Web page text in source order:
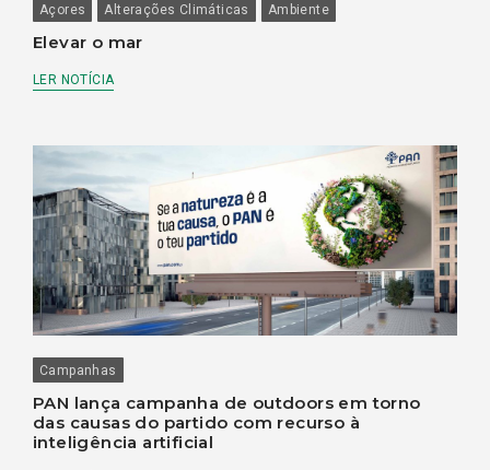
Açores Alterações Climáticas Ambiente
Elevar o mar
LER NOTÍCIA
Campanhas
PAN lança campanha de outdoors em torno
das causas do partido com recurso à
inteligência artificial